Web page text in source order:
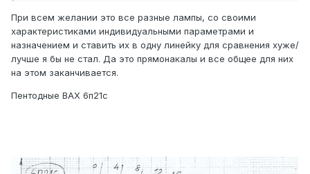
При всем желании это все разные лампы, со своими
характеристиками индивидуальными параметрами и
назначением и ставить их в одну линейку для сравнения хуже/
лучше я бы не стал. Да это прямонакалы и все общее для них
на этом заканчивается.
Пентодные ВАХ 6п21с